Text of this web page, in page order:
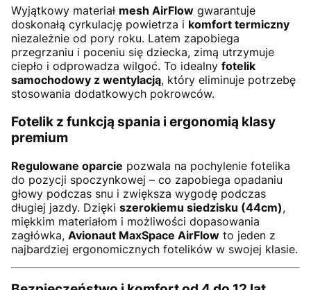
Wyjątkowy materiał mesh AirFlow gwarantuje
doskonałą cyrkulację powietrza i komfort termiczny
niezależnie od pory roku. Latem zapobiega
przegrzaniu i poceniu się dziecka, zimą utrzymuje
ciepło i odprowadza wilgoć. To idealny fotelik
samochodowy z wentylacją, który eliminuje potrzebę
stosowania dodatkowych pokrowców.
Fotelik z funkcją spania i ergonomią klasy
premium
Regulowane oparcie pozwala na pochylenie fotelika
do pozycji spoczynkowej – co zapobiega opadaniu
głowy podczas snu i zwiększa wygodę podczas
długiej jazdy. Dzięki szerokiemu siedzisku (44cm),
miękkim materiałom i możliwości dopasowania
zagłówka, Avionaut MaxSpace AirFlow to jeden z
najbardziej ergonomicznych fotelików w swojej klasie.